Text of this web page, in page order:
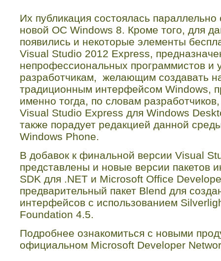
Их публикация состоялась
новой OC Windows 8. Кроме того, для
появились и некоторые элементы
Visual Studio 2012 Express,
непрофессиональных программистов и
разработчикам, желающим создавать
традиционным интерфейсом Windows,
именно тогда, по словам
Visual Studio Express для Windows
также порадует редакцией данной
Windows Phone.
В добавок к финальной версии Visual
представлены и новые версии пакетов
SDK для .NET и Microsoft Office
предварительный пакет Blend для
интерфейсов с использованием
Foundation 4.5.
Подробнее ознакомиться с новыми
официальном Microsoft Developer